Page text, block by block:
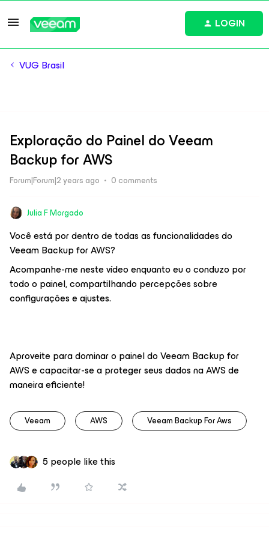
LOGIN
VUG Brasil
Exploração do Painel do Veeam
Backup for AWS
Forum|Forum|2 years ago 0 comments
Julia F Morgado
Você está por dentro de todas as funcionalidades do
Veeam Backup for AWS?
Acompanhe-me neste vídeo enquanto eu o conduzo por
todo o painel, compartilhando percepções sobre
configurações e ajustes.
Aproveite para dominar o painel do Veeam Backup for
AWS e capacitar-se a proteger seus dados na AWS de
maneira eficiente!
Veeam AWS Veeam Backup For Aws
5 people like this